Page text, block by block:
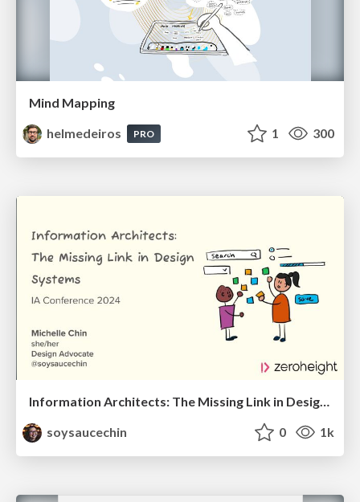
Mind Mapping
helmedeiros
PRO 1 300
Information Architects: The Missing Link in Design Systems
soysaucechin
0 1k